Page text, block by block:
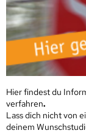
Hier findest du
verfahren.
Lass dich nicht von
deinem